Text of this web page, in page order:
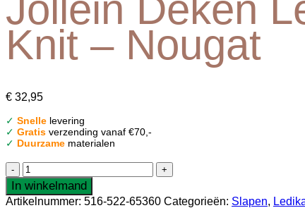
Jollein Deken
Knit – Nougat
€ 32,95
✓ Snelle levering
✓ Gratis verzending vanaf €70,-
✓ Duurzame materialen
Jollein
Deken
Ledikant
In winkelmand
Artikelnummer: 516-522-65360 Categorieën: Slapen,